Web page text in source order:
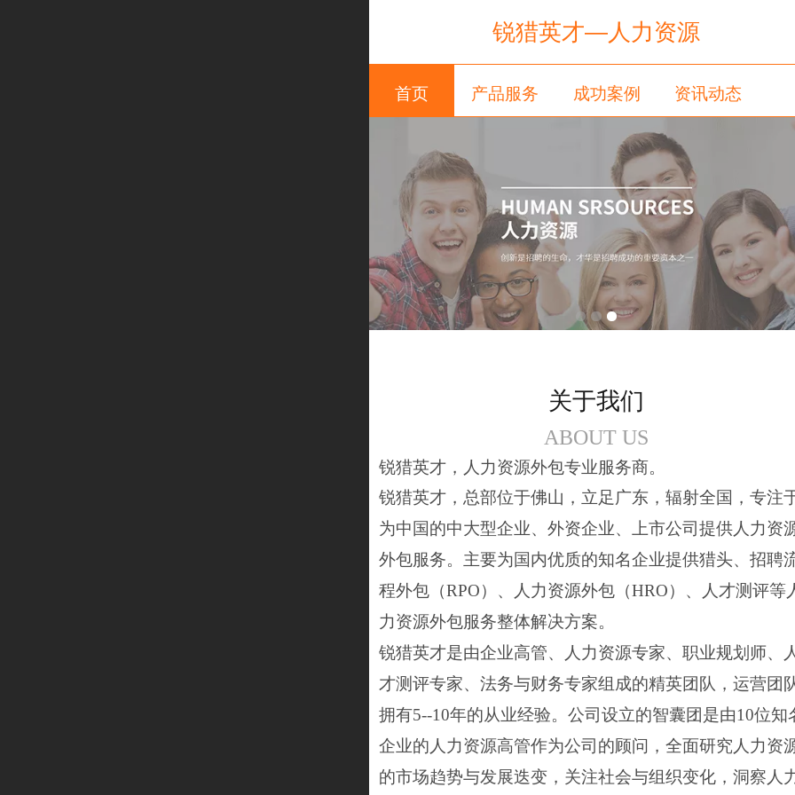
锐猎英才—人力资源
首页 产品服务 成功案例 资讯动态
关于我们
ABOUT US
锐猎英才，人力资源外包专业服务商。
锐猎英才，总部位于佛山，立足广东，辐射全国，专注
为中国的中大型企业、外资企业、上市公司提供人力资
外包服务。主要为国内优质的知名企业提供猎头、招聘
程外包（RPO）、人力资源外包（HRO）、人才测评等
力资源外包服务整体解决方案。
锐猎英才是由企业高管、人力资源专家、职业规划师、
才测评专家、法务与财务专家组成的精英团队，运营团
拥有5--10年的从业经验。公司设立的智囊团是由10位知
企业的人力资源高管作为公司的顾问，全面研究人力资
的市场趋势与发展迭变，关注社会与组织变化，洞察人